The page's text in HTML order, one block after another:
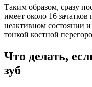
Таким образом, сразу
имеет около 16
неактивном состоянии
тонкой костной
Что делать,
зуб